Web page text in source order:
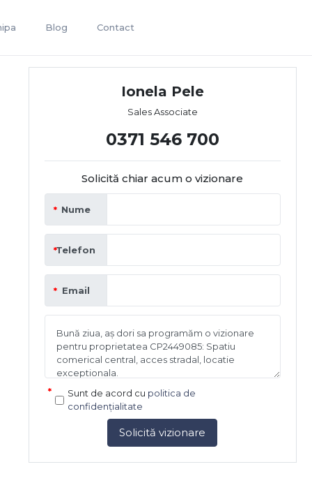
Blog Contact
Ionela Pele
Sales Associate
0371 546 700
Solicită chiar acum o vizionare
Nume
Telefon
Email
Sunt de acord cu politica de
confidențialitate
Solicită vizionare